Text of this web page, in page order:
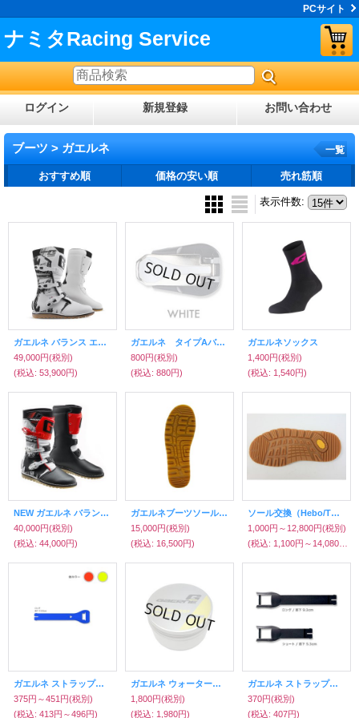
PCサイト
ナミタRacing Service
ログイン 新規登録 お問い合わせ
ブーツ > ガエルネ 一覧
おすすめ順 価格の安い順 売れ筋順
表示件数:
ガエルネ バランス エクストリーム（トライアルブーツ）
49,000円(税別)
(税込: 53,900円)
ガエルネ タイプAバックル（バランスクラシック他）
800円(税別)
(税込: 880円)
ガエルネソックス
1,400円(税別)
(税込: 1,540円)
NEW ガエルネ バランス クラシック
40,000円(税別)
(税込: 44,000円)
ガエルネブーツソール交換（ガエルネ純正ソール）
15,000円(税別)
(税込: 16,500円)
ソール交換（Hebo/TCX/Forma/ディアドラ/ガエルネ/MOT'S他）
1,000円～12,800円(税別)
(税込: 1,100円～14,080円)
ガエルネ ストラップ（バランス）
375円～451円(税別)
(税込: 413円～496円)
ガエルネ ウォータープルーフポリッシュ
1,800円(税別)
(税込: 1,980円)
ガエルネ ストラップ（バランスTRE/DUE用）
370円(税別)
(税込: 407円)